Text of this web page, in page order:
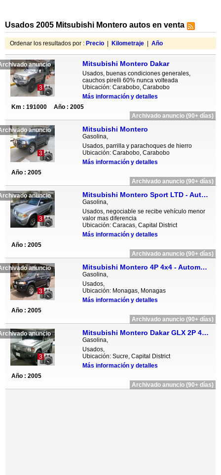
Usados 2005 Mitsubishi Montero autos en venta
Ordenar los resultados por : Precio Kilometraje Año
anuncio
3
Mitsubishi Montero Dakar
Usados, buenas condiciones generales,
cauchos pirelli 60% nunca volteada
Ubicación: Carabobo, Carabobo
Más información y detalles
Km : 191000
Año : 2005
Archivado anuncio (90+ días)
anuncio
3
Mitsubishi Montero
Gasolina,
Usados, parrilla y parachoques de hierro
Ubicación: Carabobo, Carabobo
Más información y detalles
Año : 2005
Archivado anuncio (90+ días)
anuncio
3
Mitsubishi Montero Sport LTD - Automatico
Gasolina,
Usados, negociable se recibe vehículo menor
valor mas diferencia
Ubicación: Caracas, Capital District
Más información y detalles
Año : 2005
Archivado anuncio (90+ días)
anuncio
3
Mitsubishi Montero 4P 4x4 - Automatico
Gasolina,
Usados,
Ubicación: Monagas, Monagas
Más información y detalles
Año : 2005
Archivado anuncio (90+ días)
anuncio
3
Mitsubishi Montero Dakar GLX 2P 4x4 - Sincronico
Gasolina,
Usados,
Ubicación: Sucre, Capital District
Más información y detalles
Año : 2005
Archivado anuncio (90+ días)